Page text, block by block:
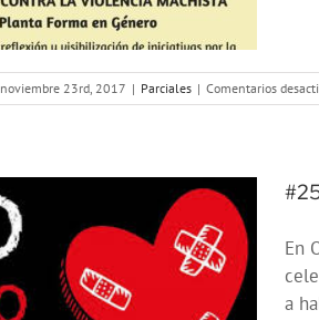
noviembre 23rd, 2017 | Parciales | Comentarios
En
a